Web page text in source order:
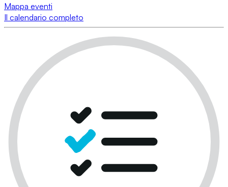
Mappa eventi
Il calendario completo